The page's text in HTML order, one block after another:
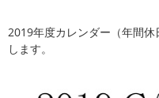
2019年度カレンダー（年間
します。